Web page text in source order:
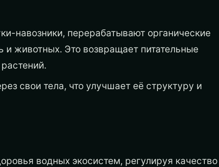
навозники, перерабатывают органические
и животных. Это возвращает питательные
свои тела, что улучшает её структуру и
водных экосистем, регулируя качество